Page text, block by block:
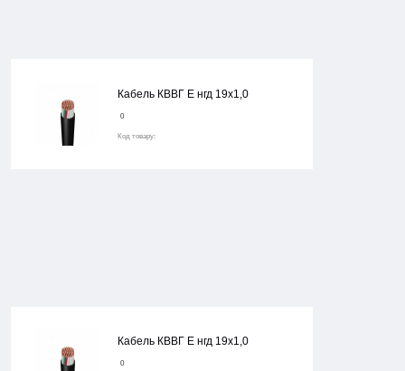
Кабель КВВГ Е нгд 19х1,0
0
Код товару:
Кабель КВВГ Е нгд 19х1,0
0